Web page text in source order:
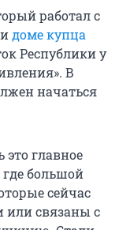
работал с
идоме купца
Республики у
В
начаться
это главное
большой
сейчас
связаны с